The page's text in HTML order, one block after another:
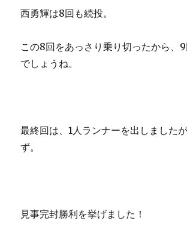
西勇輝は8回も続投。
この8回をあっさり乗り切ったから、
でしょうね。
最終回は、1人ランナーを出しました
ず。
見事完封勝利を挙げました！